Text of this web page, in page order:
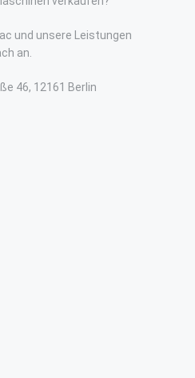
und unsere Leistungen
an.
46, 12161 Berlin